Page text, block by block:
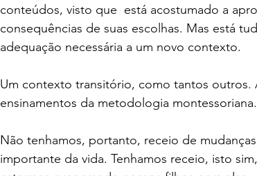
conteúdos, visto que  está acostumado a
consequências de suas escolhas. Mas está
adequação necessária a um novo contexto.
Um contexto transitório, como tantos
ensinamentos da metodologia
Não tenhamos, portanto, receio de
importante da vida. Tenhamos receio, isto